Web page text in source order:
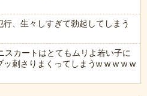
行、生々しすぎて勃起してしまう
スカートはとてもムリよ若い子に
刺さりまくってしまうw w w w w